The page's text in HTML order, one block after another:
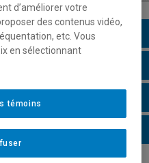
d’améliorer votre
des contenus vidéo,
etc. Vous
en sélectionnant
témoins